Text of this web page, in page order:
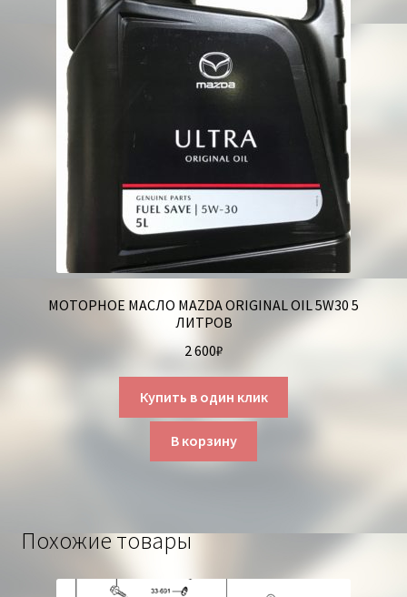
МОТОРНОЕ МАСЛО MAZDA ORIGINAL OIL 5W30 5
ЛИТРОВ
2 600₽
Купить в один клик
В корзину
Похожие товары